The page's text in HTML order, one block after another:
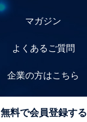
マガジン
よくあるご質問
企業の方はこちら
無料で会員登録する